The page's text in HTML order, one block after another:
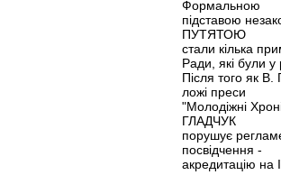
Формальною
підставою
ПУТЯТОЮ
стали кілька
Ради, які були
Після того як
ложі преси
"Молодіжні
ГЛАДЧУК
порушує
посвідчення -
акредитацію на